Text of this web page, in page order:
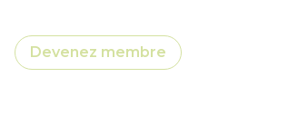
Devenez membre